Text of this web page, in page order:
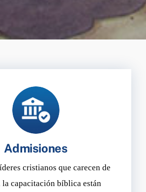
Admisiones
cristianos que carecen de
la capacitación bíblica están